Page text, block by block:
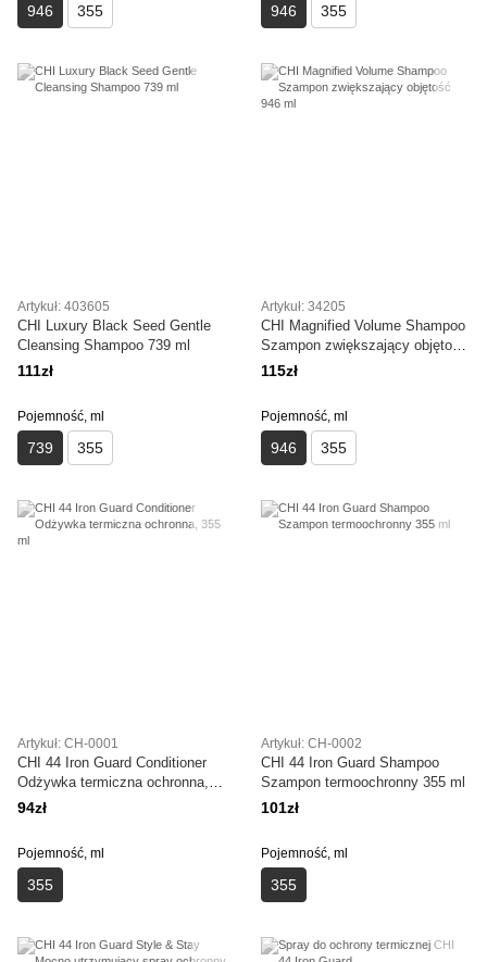
946 355 946 355
Artykuł: 403605
CHI Luxury Black Seed Gentle
Cleansing Shampoo 739 ml
111zł
Pojemność, ml
739 355
Artykuł: 34205
CHI Magnified Volume Shampoo
Szampon zwiększający objętość
946 ml
115zł
Pojemność, ml
946 355
Artykuł: CH-0001
CHI 44 Iron Guard Conditioner
Odżywka termiczna ochronna,
355 ml
94zł
Pojemność, ml
355
Artykuł: CH-0002
CHI 44 Iron Guard Shampoo
Szampon termoochronny 355 ml
101zł
Pojemność, ml
355